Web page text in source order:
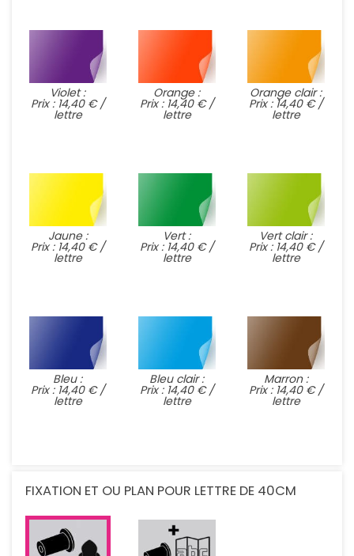
Violet :
Prix : 14,40 € /
lettre
Orange :
Prix : 14,40 € /
lettre
Orange clair :
Prix : 14,40 € /
lettre
Jaune :
Prix : 14,40 € /
lettre
Vert :
Prix : 14,40 € /
lettre
Vert clair :
Prix : 14,40 € /
lettre
Bleu :
Prix : 14,40 € /
lettre
Bleu clair :
Prix : 14,40 € /
lettre
Marron :
Prix : 14,40 € /
lettre
FIXATION ET OU PLAN POUR LETTRE DE 40CM